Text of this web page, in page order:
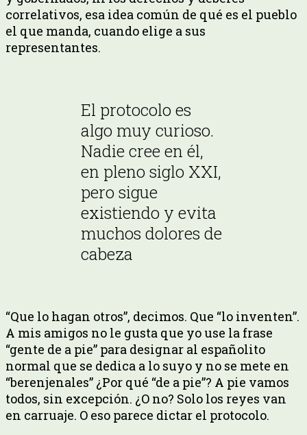
correlativos, esa idea común de qué es el pueblo
el que manda, cuando elige a sus
representantes.
El protocolo es
algo muy curioso.
Nadie cree en él,
en pleno siglo XXI,
pero sigue
existiendo y evita
muchos dolores de
cabeza
“Que lo hagan otros”, decimos. Que “lo inventen”.
A mis amigos no le gusta que yo use la frase
“gente de a pie” para designar al españolito
normal que se dedica a lo suyo y no se mete en
“berenjenales” ¿Por qué “de a pie”? A pie vamos
todos, sin excepción. ¿O no? Solo los reyes van
en carruaje. O eso parece dictar el protocolo.